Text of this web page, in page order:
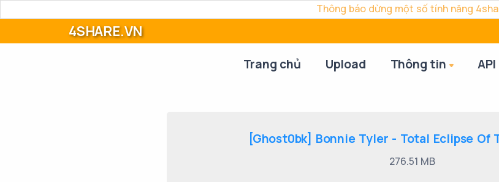
Thông báo dừng một số tính năng
4SHARE.VN
Trang chủ Upload Thông tin API
[Ghost0bk] Bonnie Tyler - Total Eclipse Of
276.51 MB